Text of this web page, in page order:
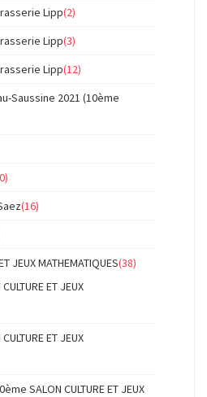
Lipp(2)
Lipp(3)
Lipp(12)
Saussine 2021 (10ème
(16)
JEUX MATHEMATIQUES(38)
ET JEUX
ET JEUX
SALON CULTURE ET JEUX